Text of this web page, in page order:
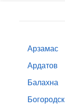
Арзамас
Ардатов
Балахна
Богородск